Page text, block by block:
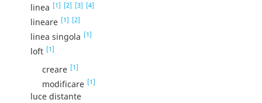
linea [1] [2] [3] [4]
lineare [1] [2]
linea singola [1]
loft [1]
creare [1]
modificare [1]
luce distante